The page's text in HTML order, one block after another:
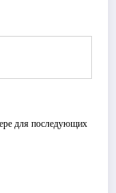
для последующих